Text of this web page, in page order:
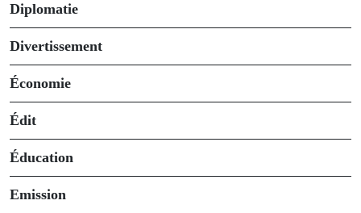
Diplomatie
Divertissement
Économie
Édit
Éducation
Emission